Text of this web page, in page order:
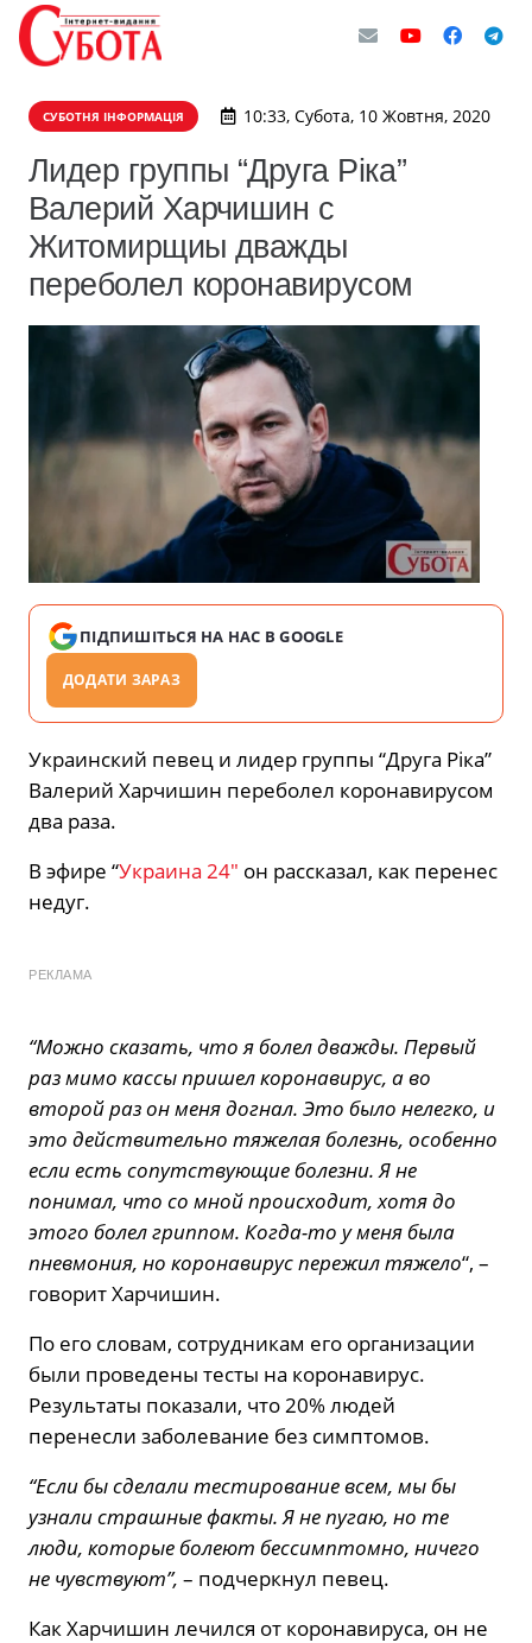
СУБОТНЯ ІНФОРМАЦІЯ 10:33, Субота, 10 Жовтня, 2020
Лидер группы “Друга Ріка”
Валерий Харчишин с
Житомирщиы дважды
переболел коронавирусом
ПІДПИШІТЬСЯ НА НАС В GOOGLE
ДОДАТИ ЗАРАЗ
Украинский певец и лидер группы “Друга Ріка”
Валерий Харчишин переболел коронавирусом
два раза.
В эфире “Украина 24″ он рассказал, как перенес
недуг.
РЕКЛАМА
“Можно сказать, что я болел дважды. Первый
раз мимо кассы пришел коронавирус, а во
второй раз он меня догнал. Это было нелегко, и
это действительно тяжелая болезнь, особенно
если есть сопутствующие болезни. Я не
понимал, что со мной происходит, хотя до
этого болел гриппом. Когда-то у меня была
пневмония, но коронавирус пережил тяжело“, –
говорит Харчишин.
По его словам, сотрудникам его организации
были проведены тесты на коронавирус.
Результаты показали, что 20% людей
перенесли заболевание без симптомов.
“Если бы сделали тестирование всем, мы бы
узнали страшные факты. Я не пугаю, но те
люди, которые болеют бессимптомно, ничего
не чувствуют”, – подчеркнул певец.
Как Харчишин лечился от коронавируса, он не